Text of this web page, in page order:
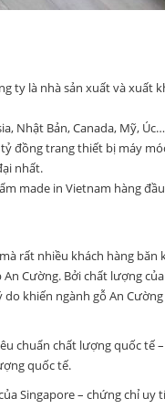
ty là nhà sản xuất và xuất
Nhật Bản, Canada, Mỹ,
đồng trang thiết bị máy
nhất.
made in Vietnam hàng
rất nhiều khách hàng băn
Cường. Bởi chất lượng
khiến ngành gỗ An
chuẩn chất lượng quốc tế
quốc tế.
Singapore – chứng chỉ uy